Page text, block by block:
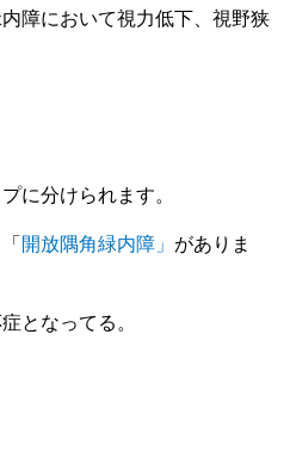
障において視力低下、視野狭
に分けられます。
開放隅角緑内障」 がありま
となってる。